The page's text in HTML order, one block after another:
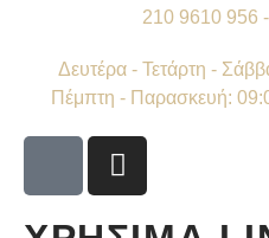
210 9610 956
Δευτέρα - Τετάρτη -
Πέμπτη - Παρασκευή: